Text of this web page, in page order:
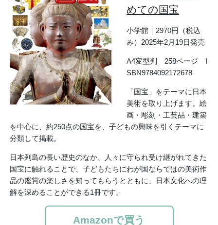
めての国宝
小学館｜2970円（税込
み）2025年2月19日発売
A4変型判 258ページ I
SBN9784092172678
「国宝」をテーマに日本
美術を取り上げます。絵
画・彫刻・工芸品・建築
を中心に、約250点の国宝を、子どもの興味を引くテーマに
分類して掲載。
日本列島の長い歴史のなか、人々に守られ受け継がれてきた
国宝に触れることで、子どもたちにわが国ならではの美術作
品の鑑賞の楽しさを知ってもらうとともに、日本文化への理
解を深めることができる1冊です。
Amazonで買う